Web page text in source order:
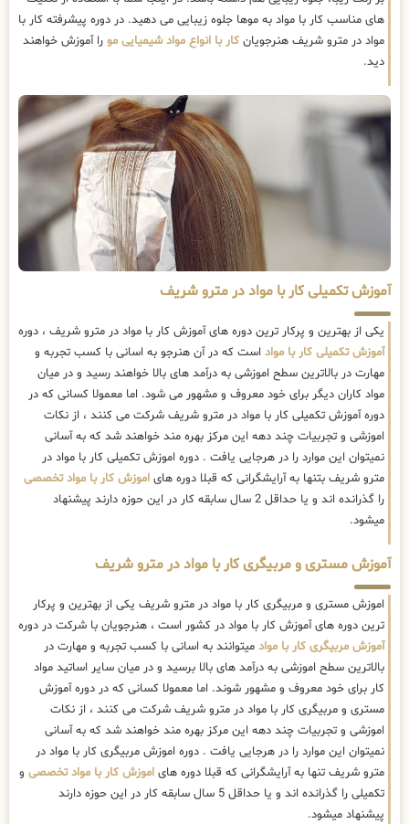
های مناسب کار با مواد به موها جلوه زیبایی می دهید. در دوره پیشرفته کار با
مواد در مترو شریف هنرجویان کار با انواع مواد شیمیایی مو را آموزش خواهند
دید.
آموزش تکمیلی کار با مواد در مترو شریف
یکی از بهترین و پرکار ترین دوره های آموزش کار با مواد در مترو شریف ، دوره
آموزش تکمیلی کار با مواد است که در آن هنرجو به اسانی با کسب تجربه و
مهارت در بالاترین سطح اموزشی به درآمد های بالا خواهند رسید و در میان
مواد کاران دیگر برای خود معروف و مشهور می شود. اما معمولا کسانی که در
دوره آموزش تکمیلی کار با مواد در مترو شریف شرکت می کنند ، از نکات
اموزشی و تجربیات چند دهه این مرکز بهره مند خواهند شد که به آسانی
نمیتوان این موارد را در هرجایی یافت . دوره اموزش تکمیلی کار با مواد در
مترو شریف بتنها به آرایشگرانی که قبلا دوره های اموزش کار با مواد تخصصی
را گذرانده اند و یا حداقل 2 سال سابقه کار در این حوزه دارند پیشنهاد
میشود.
آموزش مستری و مربیگری کار با مواد در مترو شریف
اموزش مستری و مربیگری کار با مواد در مترو شریف یکی از بهترین و پرکار
ترین دوره های آموزش کار با مواد در کشور است ، هنرجویان با شرکت در دوره
آموزش مربیگری کار با مواد میتوانند به اسانی با کسب تجربه و مهارت در
بالاترین سطح اموزشی به درآمد های بالا برسید و در میان سایر اساتید مواد
کار برای خود معروف و مشهور شوند. اما معمولا کسانی که در دوره آموزش
مستری و مربیگری کار با مواد در مترو شریف شرکت می کنند ، از نکات
اموزشی و تجربیات چند دهه این مرکز بهره مند خواهند شد که به آسانی
نمیتوان این موارد را در هرجایی یافت . دوره اموزش مربیگری کار با مواد در
مترو شریف تنها به آرایشگرانی که قبلا دوره های اموزش کار با مواد تخصصی و
تکمیلی را گذرانده اند و یا حداقل 5 سال سابقه کار در این حوزه دارند
پیشنهاد میشود.